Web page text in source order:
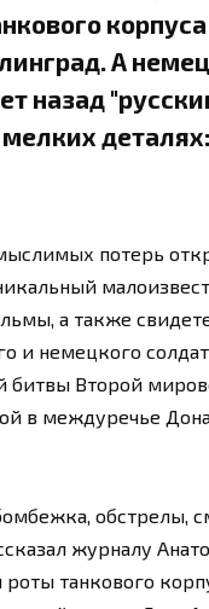
А
назад
потерь
а также
и немецкого
битвы Второй
в междуречье
обстрелы,
журналу
танкового